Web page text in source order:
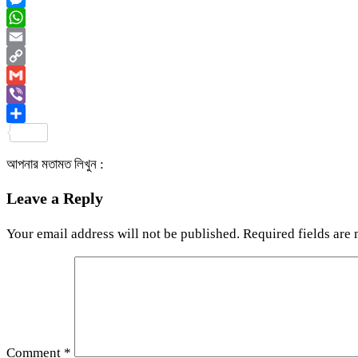
Messenger
WhatsApp
Email
Copy
Link
Gmail
Viber
আপনার মতামত লিখুন :
Leave a Reply
Your email address will not be published. Required fields are
Comment *